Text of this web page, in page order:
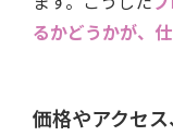
るかどうかが、
価格やアクセ